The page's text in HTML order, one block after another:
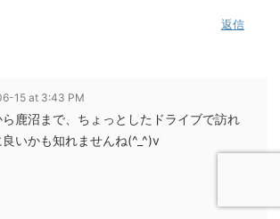
返信
15 at 3:43 PM
鹿沼まで、ちょっとしたドライブで訪れ
良いかも知れませんね(^_^)v